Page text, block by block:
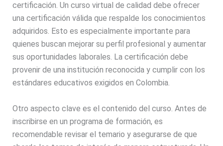
certificación. Un curso virtual de calidad debe ofrecer
una certificación válida que respalde los conocimientos
adquiridos. Esto es especialmente importante para
quienes buscan mejorar su perfil profesional y aumentar
sus oportunidades laborales. La certificación debe
provenir de una institución reconocida y cumplir con los
estándares educativos exigidos en Colombia.
Otro aspecto clave es el contenido del curso. Antes de
inscribirse en un programa de formación, es
recomendable revisar el temario y asegurarse de que